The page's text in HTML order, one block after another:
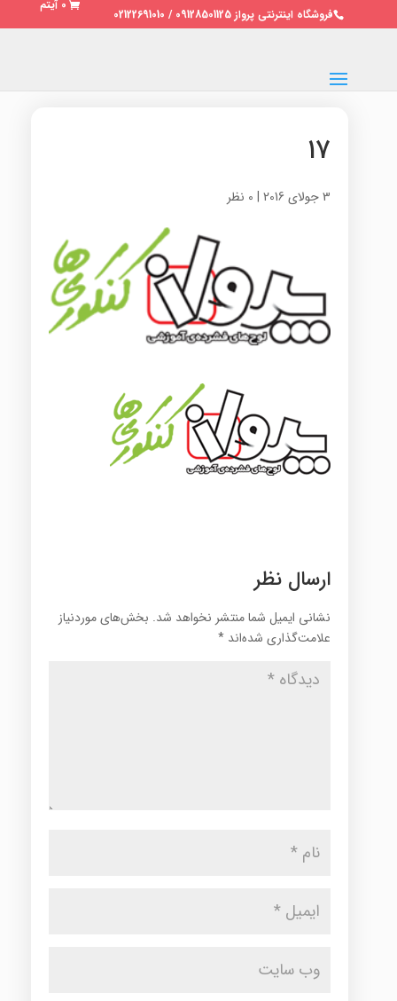
فروشگاه اینترنتی پرواز 09128501125 / 02122691010
0 آیتم
۱۷
3 جولای 2016 | 0 نظر
ارسال نظر
نشانی ایمیل شما منتشر نخواهد شد. بخش‌های موردنیاز
علامت‌گذاری شده‌اند *